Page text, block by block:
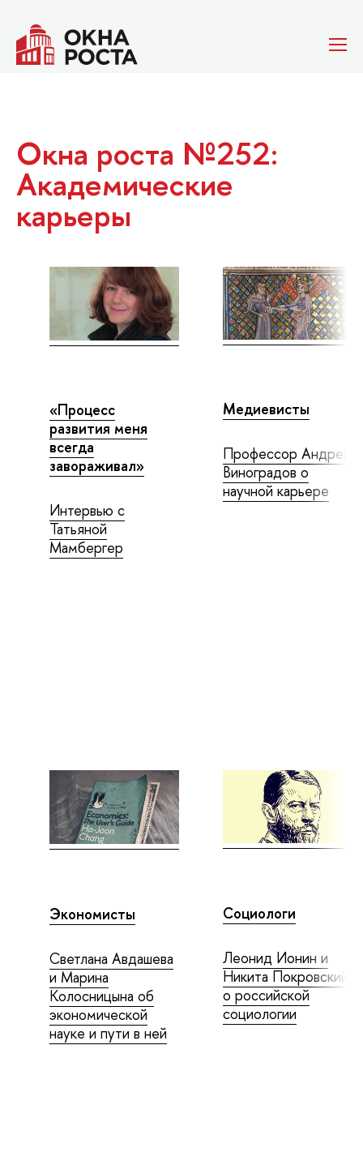
Окна роста №252:
Академические
карьеры
«Процесс
развития меня
всегда
завораживал»
Интервью с
Татьяной
Мамбергер
Медиевисты
Профессор Андрей
Виноградов о
научной карьере
Экономисты
Светлана Авдашева
и Марина
Колосницына об
экономической
науке и пути в ней
Социологи
Леонид Ионин и
Никита Покровский
о российской
социологии